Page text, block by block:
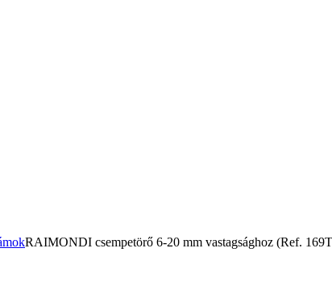
RAIMONDI csempetörő 6-20 mm vastagsághoz (Ref.